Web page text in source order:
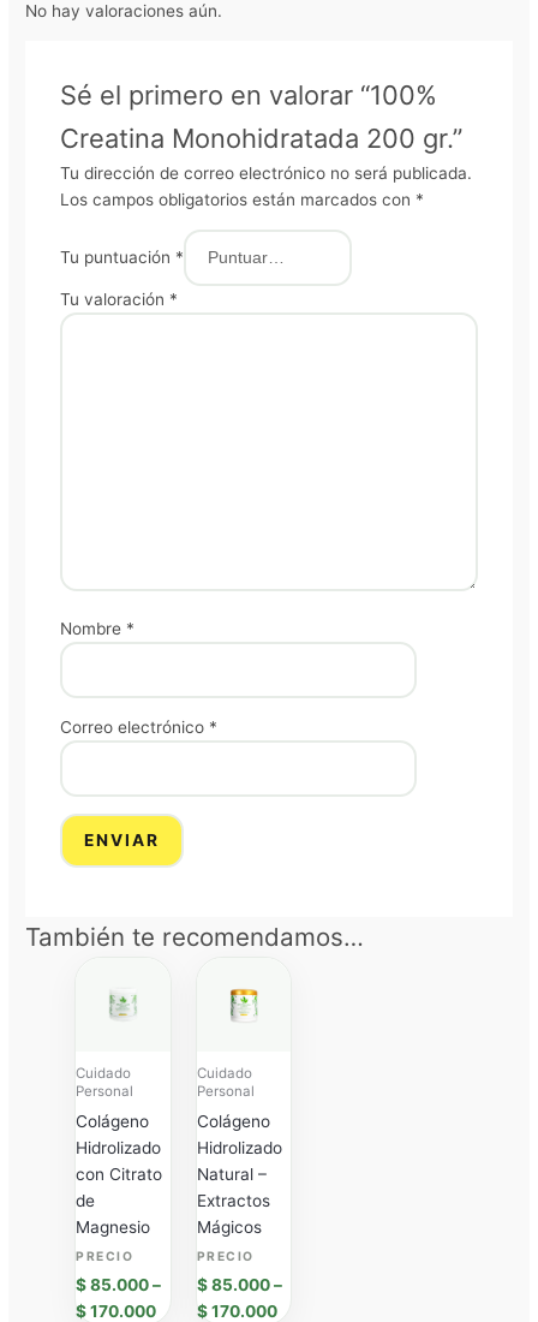
No hay valoraciones aún.
Sé el primero en valorar “100%
Creatina Monohidratada 200 gr.”
Tu dirección de correo electrónico no será publicada.
Los campos obligatorios están marcados con *
Tu puntuación *
Tu valoración *
Nombre *
Correo electrónico *
También te recomendamos…
Cuidado
Personal
Colágeno
Hidrolizado
con Citrato
de
Magnesio
$85.000–
$170.000
Cuidado
Personal
Colágeno
Hidrolizado
Natural –
Extractos
Mágicos
$85.000 –
$170.000